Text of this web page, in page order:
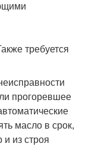
требуется
прогоревшее
масло в срок,
и из строя